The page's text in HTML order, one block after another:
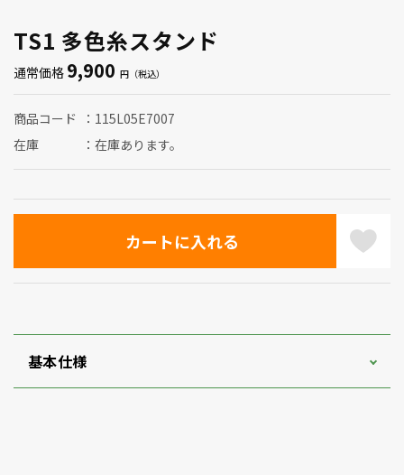
TS1 多色糸スタンド
通常価格 9,900
商品コード
115L05E7007
在庫
在庫あります。
基本仕様